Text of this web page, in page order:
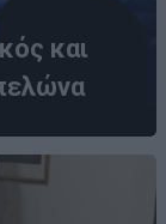
και